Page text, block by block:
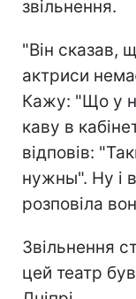
звільнення.
"Він сказав,
актриси
Кажу: "Що у
каву в
відповів:
нужны". Ну і
розповіла
Звільнення
цей театр